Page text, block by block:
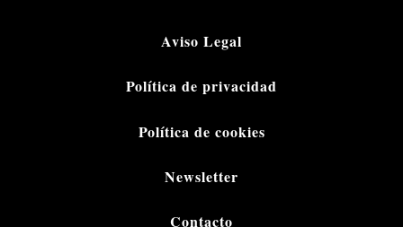
Aviso Legal
Política de privacidad
Política de cookies
Newsletter
Contacto